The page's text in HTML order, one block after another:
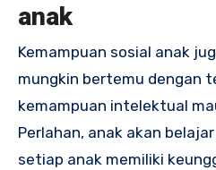
anak
Kemampuan sosial anak
mungkin bertemu dengan
kemampuan intelektual
Perlahan, anak akan
setiap anak memiliki